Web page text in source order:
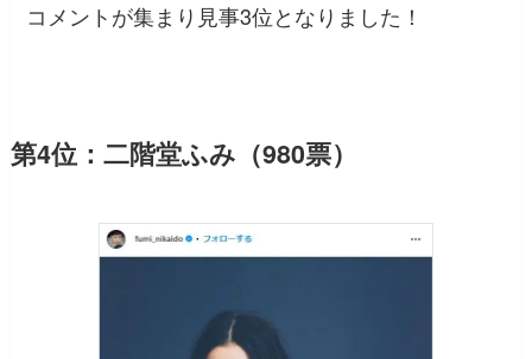
コメントが集まり見事3位となりました！
第4位：二階堂ふみ（980票）